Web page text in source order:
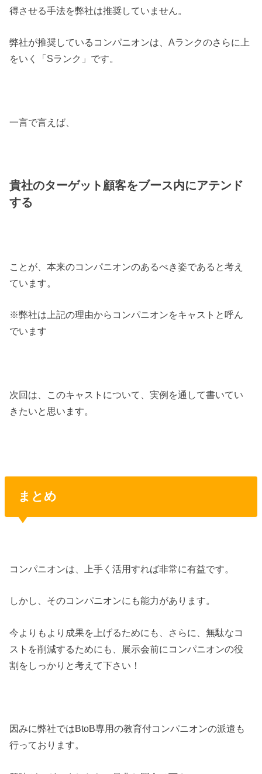
得させる手法を弊社は推奨していません。
弊社が推奨しているコンパニオンは、Aランクのさらに上
をいく「Sランク」です。
一言で言えば、
貴社のターゲット顧客をブース内にアテンド
する
ことが、本来のコンパニオンのあるべき姿であると考え
ています。
※弊社は上記の理由からコンパニオンをキャストと呼ん
でいます
次回は、このキャストについて、実例を通して書いてい
きたいと思います。
まとめ
コンパニオンは、上手く活用すれば非常に有益です。
しかし、そのコンパニオンにも能力があります。
今よりもより成果を上げるためにも、さらに、無駄なコ
ストを削減するためにも、展示会前にコンパニオンの役
割をしっかりと考えて下さい！
因みに弊社ではBtoB専用の教育付コンパニオンの派遣も
行っております。